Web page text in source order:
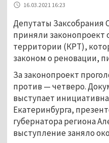
16.03.2021 16:23
Депутаты Заксобрания
приняли законопроект
территории (КРТ),
законом о реновации,
За законопроект
против — четверо.
выступает
Екатеринбурга,
губернатора региона
выступление заняло